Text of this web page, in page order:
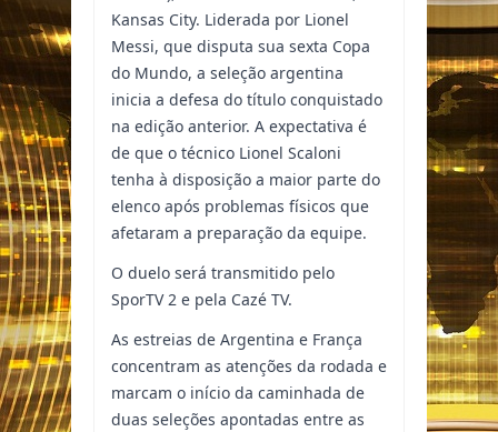
Kansas City. Liderada por Lionel
Messi, que disputa sua sexta Copa
do Mundo, a seleção argentina
inicia a defesa do título conquistado
na edição anterior. A expectativa é
de que o técnico Lionel Scaloni
tenha à disposição a maior parte do
elenco após problemas físicos que
afetaram a preparação da equipe.
O duelo será transmitido pelo
SporTV 2 e pela Cazé TV.
As estreias de Argentina e França
concentram as atenções da rodada e
marcam o início da caminhada de
duas seleções apontadas entre as